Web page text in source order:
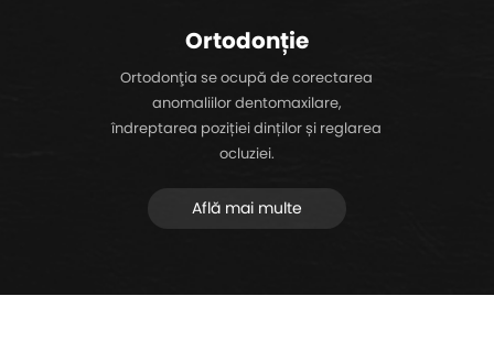
Ortodonție
Ortodonţia se ocupă de corectarea
anomaliilor dentomaxilare,
îndreptarea poziției dinților și reglarea
ocluziei.
Află mai multe